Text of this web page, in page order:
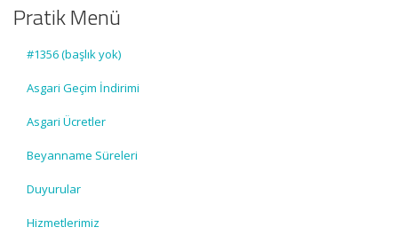
Pratik Menü
#1356 (başlık yok)
Asgari Geçim İndirimi
Asgari Ücretler
Beyanname Süreleri
Duyurular
Hizmetlerimiz